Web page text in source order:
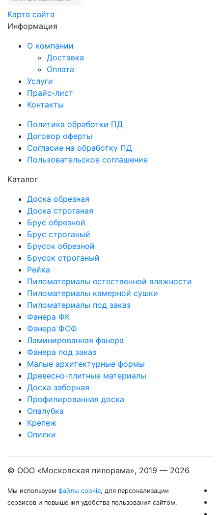
Карта сайта
Информация
О компании
Доставка
Оплата
Услуги
Прайс-лист
Контакты
Политика обработки ПД
Договор оферты
Согласие на обработку ПД
Пользовательское соглашение
Каталог
Доска обрезная
Доска строганая
Брус обрезной
Брус строганый
Брусок обрезной
Брусок строганый
Рейка
Пиломатериалы естественной влажности
Пиломатериалы камерной сушки
Пиломатериалы под заказ
Фанера ФК
Фанера ФСФ
Ламинированная фанера
Фанера под заказ
Малые архитектурные формы
Древесно-плитные материалы
Доска заборная
Профилированная доска
Опалубка
Крепеж
Опилки
© ООО «Московская пилорама», 2019 — 2026
Мы используем файлы cookie, для персонализации
сервисов и повышения удобства пользования сайтом.